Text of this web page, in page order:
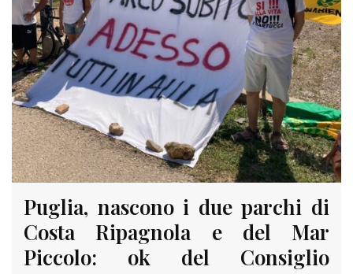
Puglia, nascono i due parchi di
Costa Ripagnola e del Mar
Piccolo: ok del Consiglio